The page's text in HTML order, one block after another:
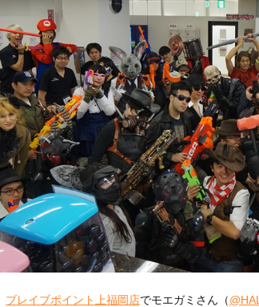
ブレイブポイント上福岡店でモエガミさん（